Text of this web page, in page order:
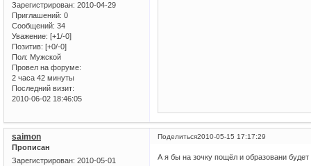
Зарегистрирован: 2010-04-29
Приглашений: 0
Сообщений: 34
Уважение: [+1/-0]
Позитив: [+0/-0]
Пол: Мужской
Провел на форуме:
2 часа 42 минуты
Последний визит:
2010-06-02 18:46:05
Поделиться2010-05-15 17:17:29
saimon
Прописан
Зарегистрирован: 2010-05-01
А я бы на зочку пощёл и образовани будет